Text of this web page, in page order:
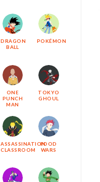
DRAGON
BALL
POKÉMON
ONE
PUNCH
MAN
TOKYO
GHOUL
ASSASSINATION
CLASSROOM
FOOD
WARS